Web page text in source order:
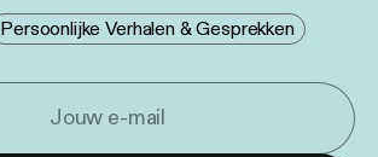
Persoonlijke Verhalen & Gesprekken